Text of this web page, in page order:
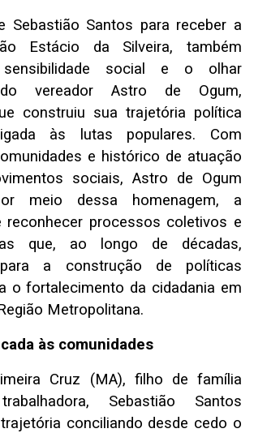
Sebastião Santos para receber a
Estácio da Silveira, também
social e o olhar
vereador Astro de Ogum,
construiu sua trajetória política
às lutas populares. Com
e histórico de atuação
sociais, Astro de Ogum
meio dessa homenagem, a
reconhecer processos coletivos e
que, ao longo de décadas,
para a construção de políticas
o fortalecimento da cidadania em
Metropolitana.
às comunidades
Cruz (MA), filho de família
Sebastião Santos
conciliando desde cedo o